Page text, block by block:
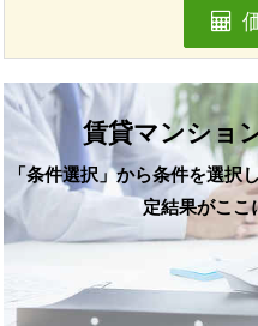
賃貸マンショ
「条件選択」から条件を選択
定結果がここ